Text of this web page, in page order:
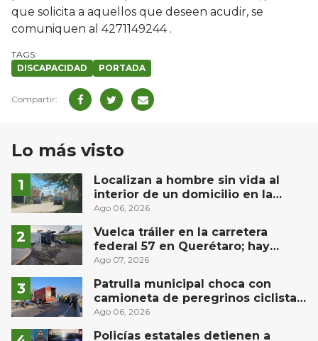
que solicita a aquellos que deseen acudir, se
comuniquen al 4271149244 .
DISCAPACIDAD PORTADA
Lo más visto
Localizan a hombre sin vida al
interior de un domicilio en la
comunidad El Rodeo, San Juan del
Ago 06, 2026
Vuelca tráiler en la carretera
federal 57 en Querétaro; hay
derrame de combustible
Ago 07, 2026
Patrulla municipal choca con
camioneta de peregrinos ciclistas
en la autopista México-Querétaro
Ago 06, 2026
Policías estatales detienen a